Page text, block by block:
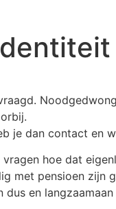
je dan contact en
hoe dat
pensioen zijn
en